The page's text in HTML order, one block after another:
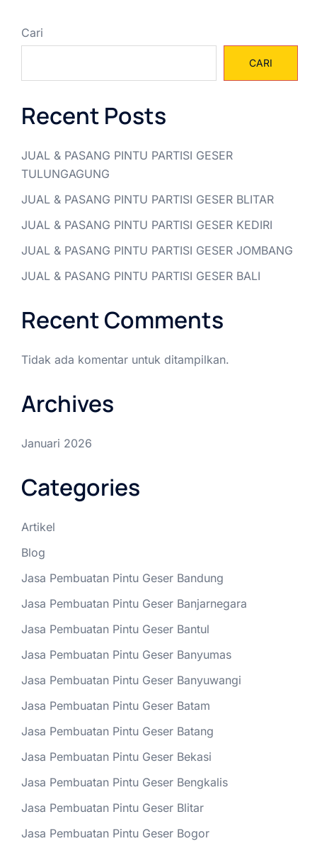
Cari
CARI
Recent Posts
JUAL & PASANG PINTU PARTISI GESER
TULUNGAGUNG
JUAL & PASANG PINTU PARTISI GESER BLITAR
JUAL & PASANG PINTU PARTISI GESER KEDIRI
JUAL & PASANG PINTU PARTISI GESER JOMBANG
JUAL & PASANG PINTU PARTISI GESER BALI
Recent Comments
Tidak ada komentar untuk ditampilkan.
Archives
Januari 2026
Categories
Artikel
Blog
Jasa Pembuatan Pintu Geser Bandung
Jasa Pembuatan Pintu Geser Banjarnegara
Jasa Pembuatan Pintu Geser Bantul
Jasa Pembuatan Pintu Geser Banyumas
Jasa Pembuatan Pintu Geser Banyuwangi
Jasa Pembuatan Pintu Geser Batam
Jasa Pembuatan Pintu Geser Batang
Jasa Pembuatan Pintu Geser Bekasi
Jasa Pembuatan Pintu Geser Bengkalis
Jasa Pembuatan Pintu Geser Blitar
Jasa Pembuatan Pintu Geser Bogor